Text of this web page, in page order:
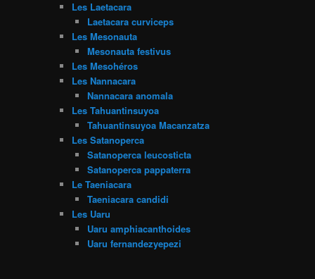
Les Laetacara
Laetacara curviceps
Les Mesonauta
Mesonauta festivus
Les Mesohéros
Les Nannacara
Nannacara anomala
Les Tahuantinsuyoa
Tahuantinsuyoa Macanzatza
Les Satanoperca
Satanoperca leucosticta
Satanoperca pappaterra
Le Taeniacara
Taeniacara candidi
Les Uaru
Uaru amphiacanthoides
Uaru fernandezyepezi